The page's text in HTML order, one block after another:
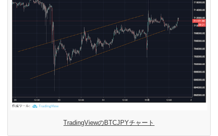
TradingViewのBTCJPYチャート